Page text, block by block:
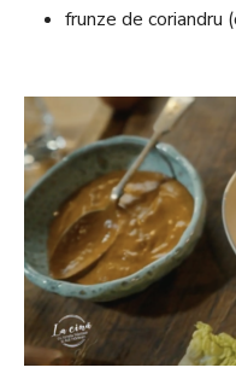
frunze de coriandru